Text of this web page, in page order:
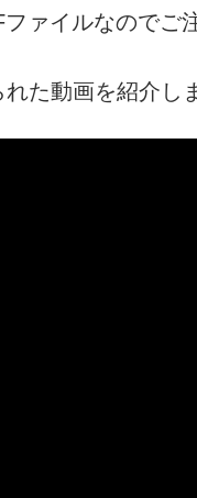
ァイルなのでご
た動画を紹介し